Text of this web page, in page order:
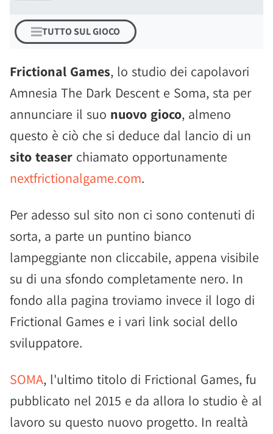
TUTTO SUL GIOCO
Frictional Games, lo studio dei capolavori
Amnesia The Dark Descent e Soma, sta per
annunciare il suo nuovo gioco, almeno
questo è ciò che si deduce dal lancio di un
sito teaser chiamato opportunamente
nextfrictionalgame.com.
Per adesso sul sito non ci sono contenuti di
sorta, a parte un puntino bianco
lampeggiante non cliccabile, appena visibile
su di una sfondo completamente nero. In
fondo alla pagina troviamo invece il logo di
Frictional Games e i vari link social dello
sviluppatore.
SOMA, l'ultimo titolo di Frictional Games, fu
pubblicato nel 2015 e da allora lo studio è al
lavoro su questo nuovo progetto. In realtà